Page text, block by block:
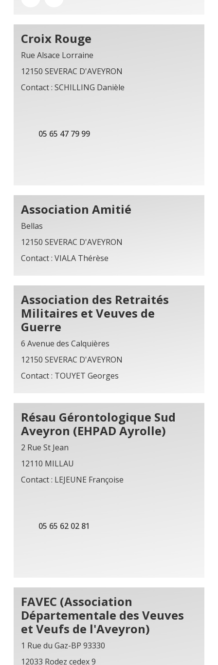
Croix Rouge
Rue Alsace Lorraine
12150 SEVERAC D'AVEYRON
Contact : SCHILLING Danièle
05 65 47 79 99
Association Amitié
Bellas
12150 SEVERAC D'AVEYRON
Contact : VIALA Thérèse
Association des Retraités
Militaires et Veuves de
Guerre
6 Avenue des Calquières
12150 SEVERAC D'AVEYRON
Contact : TOUYET Georges
Résau Gérontologique Sud
Aveyron (EHPAD Ayrolle)
2 Rue St Jean
12110 MILLAU
Contact : LEJEUNE Françoise
05 65 62 02 81
FAVEC (Association
Départementale des Veuves
et Veufs de l'Aveyron)
1 Rue du Gaz-BP 93330
12033 Rodez cedex 9